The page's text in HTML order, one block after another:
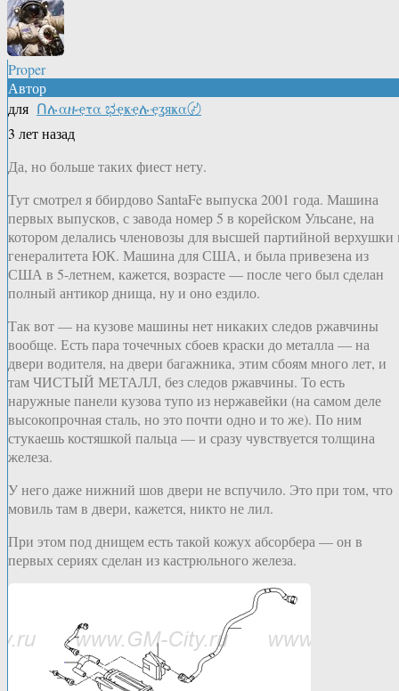
Proper
Автор
для Ոሉαዙҿτα ಭҿҝҿሉҿʓяҝα〄
3 лет назад
Да, но больше таких фиест нету.
Тут смотрел я ббирдово SantaFe выпуска 2001 года. Машина
первых выпусков, с завода номер 5 в корейском Ульсане, на
котором делались членовозы для высшей партийной верхушки
генералитета ЮК. Машина для США, и была привезена из
США в 5-летнем, кажется, возрасте — после чего был сделан
полный антикор днища, ну и оно ездило.
Так вот — на кузове машины нет никаких следов ржавчины
вообще. Есть пара точечных сбоев краски до металла — на
двери водителя, на двери багажника, этим сбоям много лет, и
там ЧИСТЫЙ МЕТАЛЛ, без следов ржавчины. То есть
наружные панели кузова тупо из нержавейки (на самом деле
высокопрочная сталь, но это почти одно и то же). По ним
стукаешь костяшкой пальца — и сразу чувствуется толщина
железа.
У него даже нижний шов двери не вспучило. Это при том, что
мовиль там в двери, кажется, никто не лил.
При этом под днищем есть такой кожух абсорбера — он в
первых сериях сделан из кастрюльного железа.